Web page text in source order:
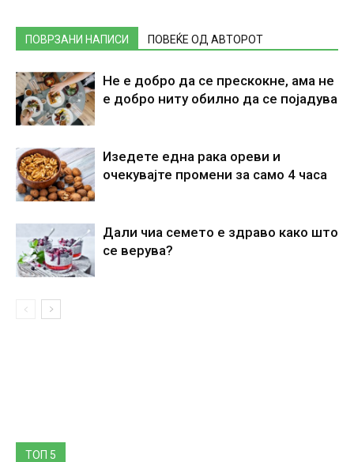
ПОВРЗАНИ НАПИСИ ПОВЕЌЕ ОД АВТОРОТ
Не е добро да се прескокне, ама не
е добро ниту обилно да се појадува
Изедете една рака ореви и
очекувајте промени за само 4 часа
Дали чиа семето е здраво како што
се верува?
ТОП 5